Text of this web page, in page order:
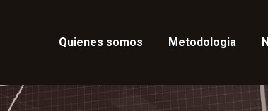
Quienes somos Metodologia